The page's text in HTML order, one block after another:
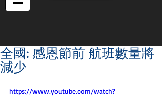
全國: 感恩節前 航班數量將
減少
https://www.youtube.com/watch?